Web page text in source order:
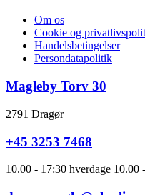
Om os
Cookie og
Handelsbetingelser
Persondatapolitik
Magleby Torv 30
2791 Dragør
+45 3253 7468
10.00 - 17:30 hverdage 10.00